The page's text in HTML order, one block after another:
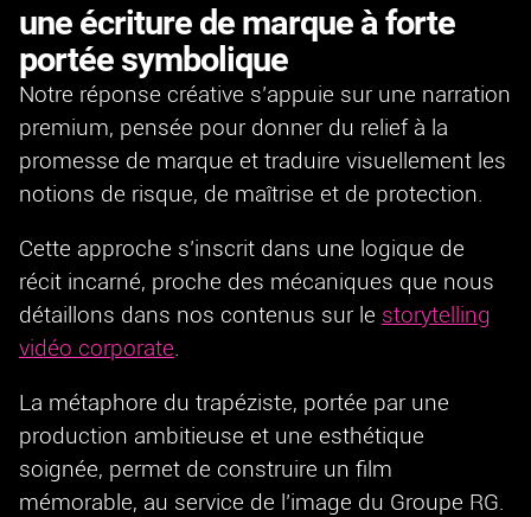
une écriture de marque à forte
portée symbolique
Notre réponse créative s’appuie sur une narration
premium, pensée pour donner du relief à la
promesse de marque et traduire visuellement les
notions de risque, de maîtrise et de protection.
Cette approche s’inscrit dans une logique de
récit incarné, proche des mécaniques que nous
détaillons dans nos contenus sur le storytelling
vidéo corporate.
La métaphore du trapéziste, portée par une
production ambitieuse et une esthétique
soignée, permet de construire un film
mémorable, au service de l’image du Groupe RG.